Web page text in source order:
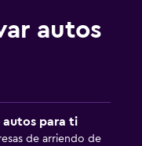
autos
autos para ti
de arriendo de